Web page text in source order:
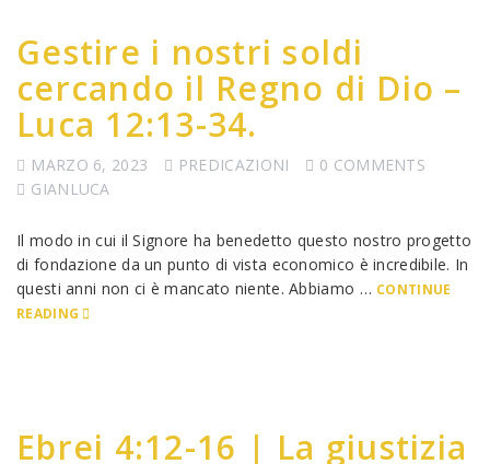
Gestire i nostri soldi
cercando il Regno di Dio –
Luca 12:13-34.
MARZO 6, 2023 PREDICAZIONI
0 COMMENTS
GIANLUCA
Il modo in cui il Signore ha benedetto questo nostro progetto
di fondazione da un punto di vista economico è incredibile. In
questi anni non ci è mancato niente. Abbiamo … CONTINUE
READING
Ebrei 4:12-16 | La giustizia